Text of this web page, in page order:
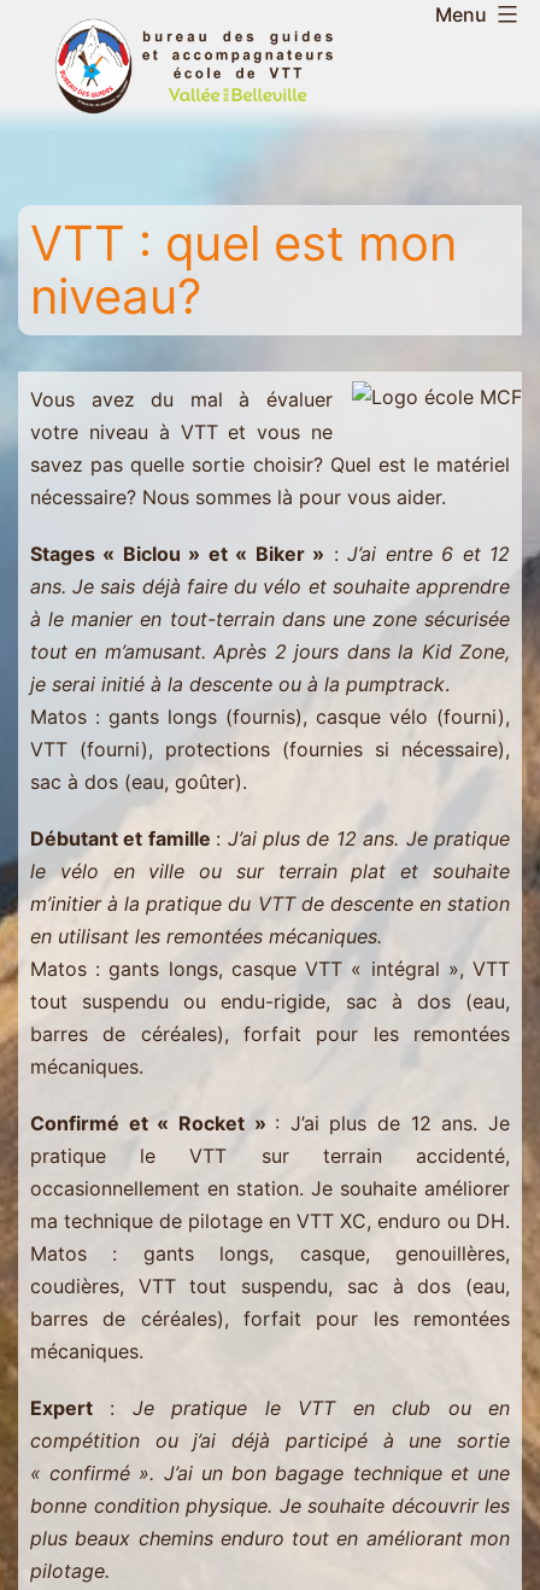
contenuBureau
des
accompagnateurs
de
vallée
des
-
Saint
Martin
-
Menuires
-
Val
Thorens
Menu
VTT : quel est mon
niveau?
Vous avez du mal à évaluer
votre niveau à VTT et vous ne
savez pas quelle sortie choisir? Quel est le matériel
nécessaire? Nous sommes là pour vous aider.
Stages « Biclou » et « Biker » :J’ai entre 6 et 12
ans. Je sais déjà faire du vélo et souhaite apprendre
à le manier en tout-terrain dans une zone sécurisée
tout en m’amusant. Après 2 jours dans la Kid Zone,
je serai initié à la descente ou à la pumptrack.
Matos : gants longs (fournis), casque vélo (fourni),
VTT (fourni), protections (fournies si nécessaire),
sac à dos (eau, goûter).
Débutant et famille : J’ai plus de 12 ans. Je pratique
le vélo en ville ou sur terrain plat et souhaite
m’initier à la pratique du VTT de descente en station
en utilisant les remontées mécaniques.
Matos : gants longs, casque VTT « intégral », VTT
tout suspendu ou endu-rigide, sac à dos (eau,
barres de céréales), forfait pour les remontées
mécaniques.
Confirmé et « Rocket » : J’ai plus de 12 ans. Je
pratique le VTT sur terrain accidenté,
occasionnellement en station. Je souhaite améliorer
ma technique de pilotage en VTT XC, enduro ou DH.
Matos : gants longs, casque, genouillères,
coudières, VTT tout suspendu, sac à dos (eau,
barres de céréales), forfait pour les remontées
mécaniques.
Expert : Je pratique le VTT en club ou en
compétition ou j’ai déjà participé à une sortie
« confirmé ». J’ai un bon bagage technique et une
bonne condition physique. Je souhaite découvrir les
plus beaux chemins enduro tout en améliorant mon
pilotage.